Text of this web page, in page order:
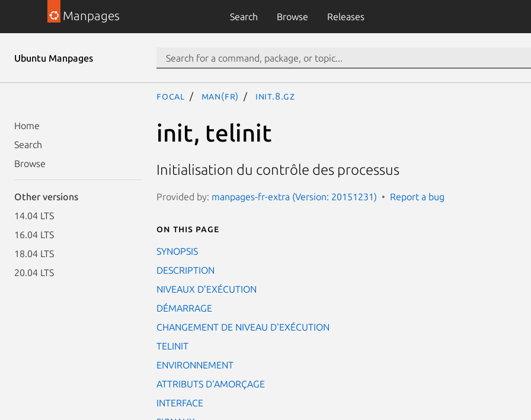
Manpages Search Browse Releases
Ubuntu Manpages
Home
Search
Browse
Other versions
14.04 LTS
16.04 LTS
18.04 LTS
20.04 LTS
focal man(fr) init.8.gz
init, telinit
Initialisation du contrôle des processus
Provided by: manpages-fr-extra (Version: 20151231) Report a bug
On this page
SYNOPSIS
DESCRIPTION
NIVEAUX D'EXÉCUTION
DÉMARRAGE
CHANGEMENT DE NIVEAU D'EXÉCUTION
TELINIT
ENVIRONNEMENT
ATTRIBUTS D'AMORÇAGE
INTERFACE